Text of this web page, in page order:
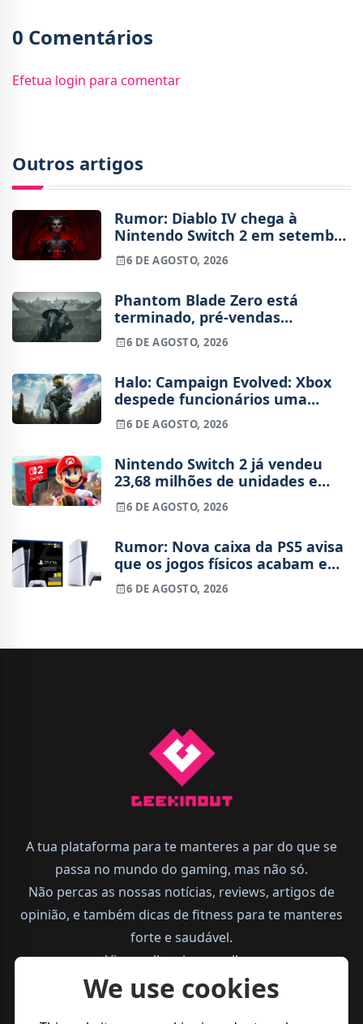
0 Comentários
Efetua login para comentar
Outros artigos
Rumor: Diablo IV chega à
Nintendo Switch 2 em setembro
e vai custar o preço de um jogo
novo
6 DE AGOSTO, 2026
Phantom Blade Zero está
terminado, pré-vendas
começam na próxima semana
6 DE AGOSTO, 2026
Halo: Campaign Evolved: Xbox
despede funcionários uma
semana após o lançamento
6 DE AGOSTO, 2026
Nintendo Switch 2 já vendeu
23,68 milhões de unidades e
está 4 milhões à frente da
Switch original no mesmo
6 DE AGOSTO, 2026
Rumor: Nova caixa da PS5 avisa
que os jogos físicos acabam em
2028
6 DE AGOSTO, 2026
A tua plataforma para te manteres a par do que se
passa no mundo do gaming, mas não só.
Não percas as nossas notícias, reviews, artigos de
opinião, e também dicas de fitness para te manteres
forte e saudável.
Vive melhor, joga melhor.
We use cookies